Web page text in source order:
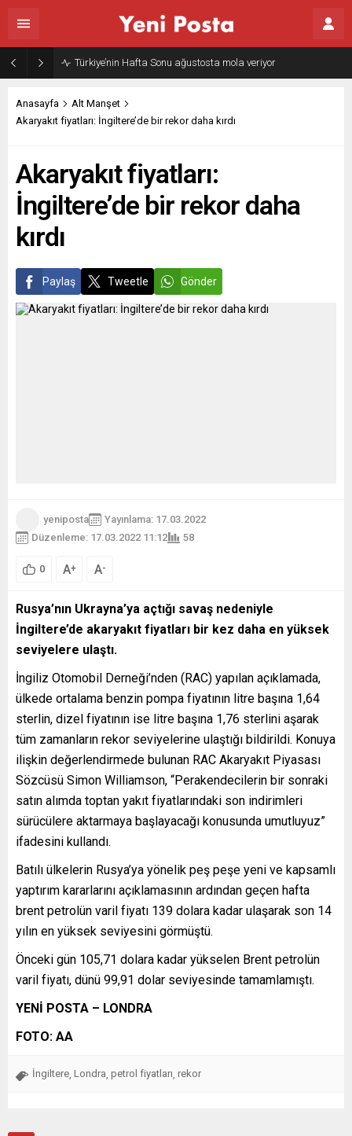
Türkiye’nin Hafta Sonu ağustosta mola veriyor
Anasayfa
Alt Manşet
Akaryakıt fiyatları: İngiltere’de bir rekor daha kırdı
Akaryakıt fiyatları:
İngiltere’de bir rekor daha
kırdı
Paylaş Tweetle Gönder
yeniposta
Yayınlama: 17.03.2022
Düzenleme: 17.03.2022 11:12
58
0 A+ A-
Rusya’nın Ukrayna’ya açtığı savaş nedeniyle
İngiltere’de akaryakıt fiyatları bir kez daha en yüksek
seviyelere ulaştı.
İngiliz Otomobil Derneği’nden (RAC) yapılan açıklamada,
ülkede ortalama benzin pompa fiyatının litre başına 1,64
sterlin, dizel fiyatının ise litre başına 1,76 sterlini aşarak
tüm zamanların rekor seviyelerine ulaştığı bildirildi. Konuya
ilişkin değerlendirmede bulunan RAC Akaryakıt Piyasası
Sözcüsü Simon Williamson, “Perakendecilerin bir sonraki
satın alımda toptan yakıt fiyatlarındaki son indirimleri
sürücülere aktarmaya başlayacağı konusunda umutluyuz”
ifadesini kullandı.
Batılı ülkelerin Rusya’ya yönelik peş peşe yeni ve kapsamlı
yaptırım kararlarını açıklamasının ardından geçen hafta
brent petrolün varil fiyatı 139 dolara kadar ulaşarak son 14
yılın en yüksek seviyesini görmüştü.
Önceki gün 105,71 dolara kadar yükselen Brent petrolün
varil fiyatı, dünü 99,91 dolar seviyesinde tamamlamıştı.
YENİ POSTA – LONDRA
FOTO: AA
İngiltere Londra petrol fiyatları rekor